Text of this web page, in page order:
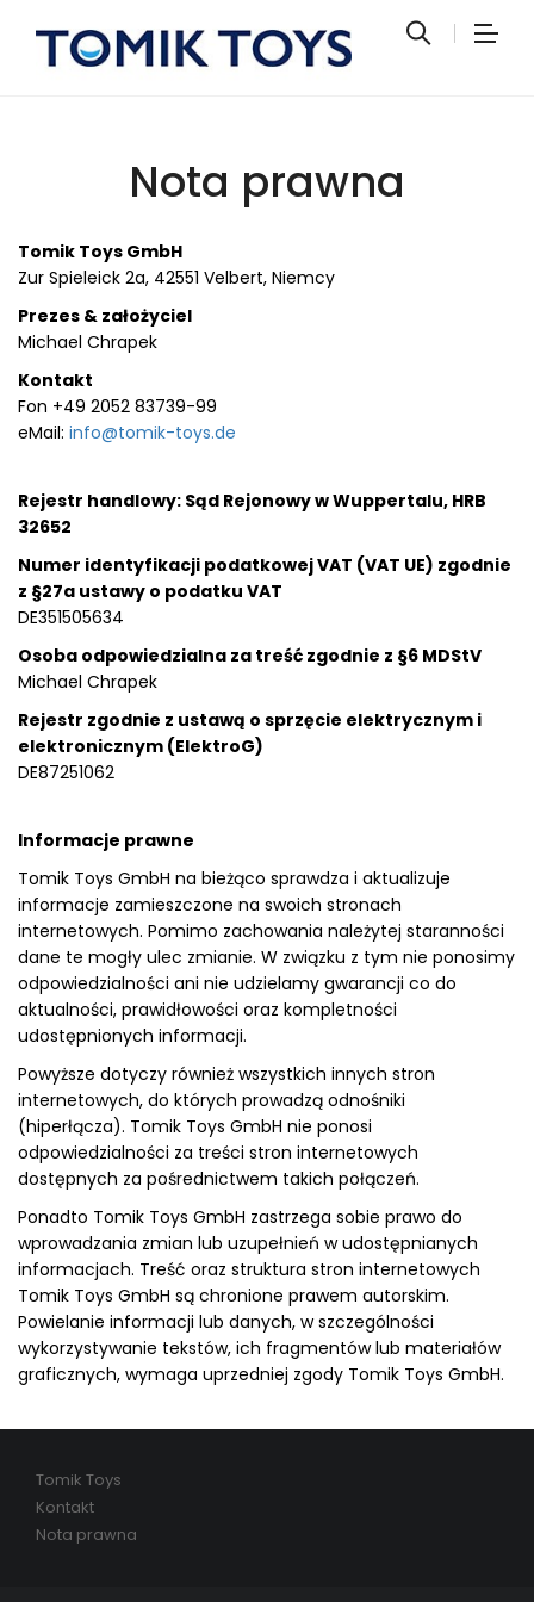
Nota prawna
Tomik Toys GmbH
Zur Spieleick 2a, 42551 Velbert, Niemcy
Prezes & założyciel
Michael Chrapek
Kontakt
Fon +49 2052 83739-99
eMail: info@tomik-toys.de
Rejestr handlowy: Sąd Rejonowy w Wuppertalu, HRB
32652
Numer identyfikacji podatkowej VAT (VAT UE) zgodnie
z §27a ustawy o podatku VAT
DE351505634
Osoba odpowiedzialna za treść zgodnie z §6 MDStV
Michael Chrapek
Rejestr zgodnie z ustawą o sprzęcie elektrycznym i
elektronicznym (ElektroG)
DE87251062
Informacje prawne
Tomik Toys GmbH na bieżąco sprawdza i aktualizuje
informacje zamieszczone na swoich stronach
internetowych. Pomimo zachowania należytej staranności
dane te mogły ulec zmianie. W związku z tym nie ponosimy
odpowiedzialności ani nie udzielamy gwarancji co do
aktualności, prawidłowości oraz kompletności
udostępnionych informacji.
Powyższe dotyczy również wszystkich innych stron
internetowych, do których prowadzą odnośniki
(hiperłącza). Tomik Toys GmbH nie ponosi
odpowiedzialności za treści stron internetowych
dostępnych za pośrednictwem takich połączeń.
Ponadto Tomik Toys GmbH zastrzega sobie prawo do
wprowadzania zmian lub uzupełnień w udostępnianych
informacjach. Treść oraz struktura stron internetowych
Tomik Toys GmbH są chronione prawem autorskim.
Powielanie informacji lub danych, w szczególności
wykorzystywanie tekstów, ich fragmentów lub materiałów
graficznych, wymaga uprzedniej zgody Tomik Toys GmbH.
Tomik Toys
Kontakt
Nota prawna